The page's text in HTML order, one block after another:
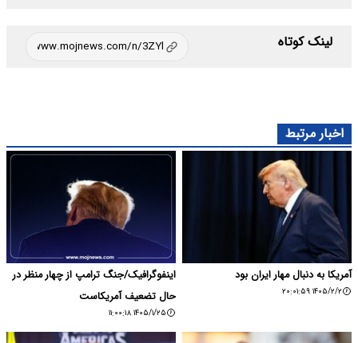
لینک کوتاه
اخبار مرتبط
آمریکا به دنبال مهار ایران بود
۱۴۰۵/۲/۲ ۲۰:۰۱:۵۹
اینفوگرافیک/جنگ ترامپ از چهار منظر در
حال تضعیف آمریکاست
۱۴۰۵/۱/۲۵ ۱۱:۰۰:۱۸